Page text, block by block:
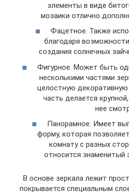
элементы в виде
мозаики отлично
Фацетное. Также
благодаря
создания солнечных
Фигурное. Может быть
несколькими частями
целостную
часть делается
нее
Панорамное. Имеет
форму, которая
комнату с разных
относится знаменитый
В основе зеркала лежит
покрывается специальным